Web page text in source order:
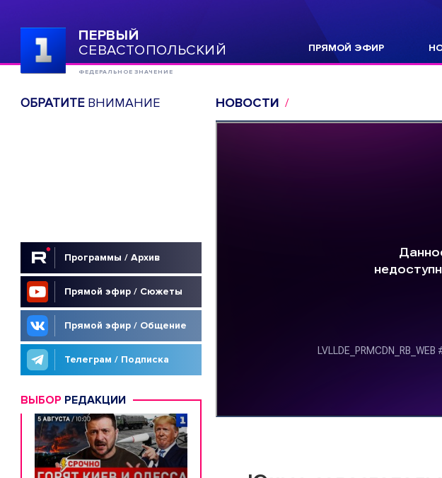
ПЕРВЫЙ
СЕВАСТОПОЛЬСКИЙ
ФЕДЕРАЛЬНОЕ ЗНАЧЕНИЕ
ПРЯМОЙ ЭФИР
ОБРАТИТЕВНИМАНИЕ
Программы / Архив
Прямой эфир / Сюжеты
Прямой эфир / Общение
Телеграм / Подписка
ВЫБОР РЕДАКЦИИ
НОВОСТИ